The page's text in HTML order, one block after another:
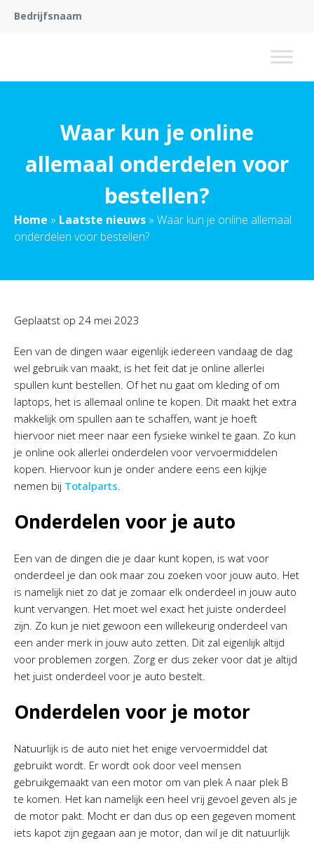
Bedrijfsnaam
Waar kun je online
allemaal onderdelen voor
bestellen?
Home » Laatste nieuws » Waar kun je online allemaal
onderdelen voor bestellen?
Geplaatst op 24 mei 2023
Een van de dingen waar eigenlijk iedereen vandaag de dag
wel gebruik van maakt, is het feit dat je online allerlei
spullen kunt bestellen. Of het nu gaat om kleding of om
laptops, het is allemaal online te kopen. Dit maakt het extra
makkelijk om spullen aan te schaffen, want je hoeft
hiervoor niet meer naar een fysieke winkel te gaan. Zo kun
je online ook allerlei onderdelen voor vervoermiddelen
kopen. Hiervoor kun je onder andere eens een kijkje
nemen bij Totalparts.
Onderdelen voor je auto
Een van de dingen die je daar kunt kopen, is wat voor
onderdeel je dan ook maar zou zoeken voor jouw auto. Het
is namelijk niet zo dat je zomaar elk onderdeel in jouw auto
kunt vervangen. Het moet wel exact het juiste onderdeel
zijn. Zo kun je niet gewoon een willekeurig onderdeel van
een ander merk in jouw auto zetten. Dit zal eigenlijk altijd
voor problemen zorgen. Zorg er dus zeker voor dat je altijd
het juist onderdeel voor je auto bestelt.
Onderdelen voor je motor
Natuurlijk is de auto niet het enige vervoermiddel dat
gebruikt wordt. Er wordt ook door veel mensen
gebruikgemaakt van een motor om van plek A naar plek B
te komen. Het kan namelijk een heel vrij gevoel geven als je
de motor pakt. Mocht er dan dus op een gegeven moment
iets kapot zijn gegaan aan je motor, dan wil je dit natuurlijk